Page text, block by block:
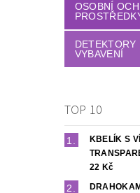
OSOBNÍ
DETEKTORY
VYBAVENÍ
TOP 10
KBELÍK S
22 Kč